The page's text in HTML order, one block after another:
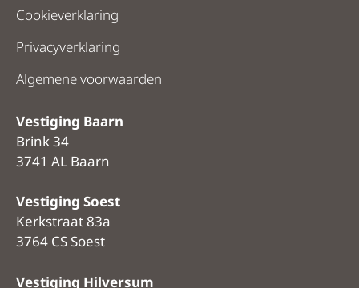
Cookieverklaring
Privacyverklaring
Algemene voorwaarden
Vestiging Baarn
Brink 34
3741 AL Baarn
Vestiging Soest
Kerkstraat 83a
3764 CS Soest
Vestiging Hilversum